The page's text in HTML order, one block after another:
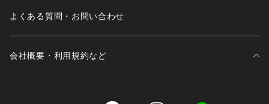
よくある質問・お問い合わせ
会社概要・利用規約など